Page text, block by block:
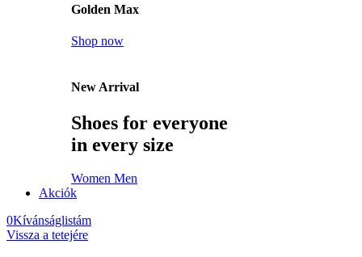
Golden Max
Shop now
New Arrival
Shoes for everyone
in every size
Women Men
Akciók
0Kívánságlistám
Vissza a tetejére